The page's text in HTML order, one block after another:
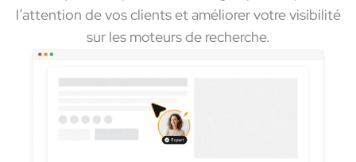
l’attention de vos clients et améliorer votre visibilité
sur les moteurs de recherche.